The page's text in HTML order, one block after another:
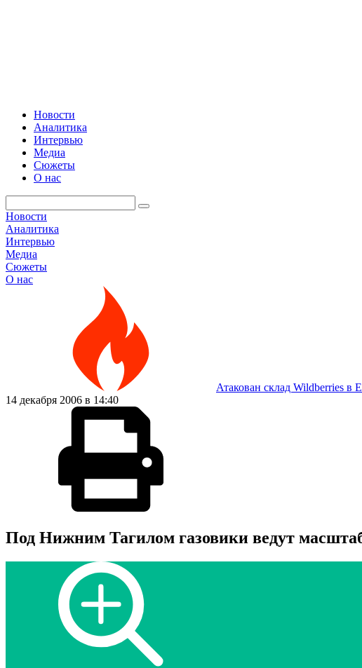
Новости
Аналитика
Интервью
Медиа
Сюжеты
О нас
Новости
Аналитика
Интервью
Медиа
Сюжеты
О нас
Атакован склад Wildberries в
14 декабря 2006 в 14:40
Под Нижним Тагилом газовики ведут